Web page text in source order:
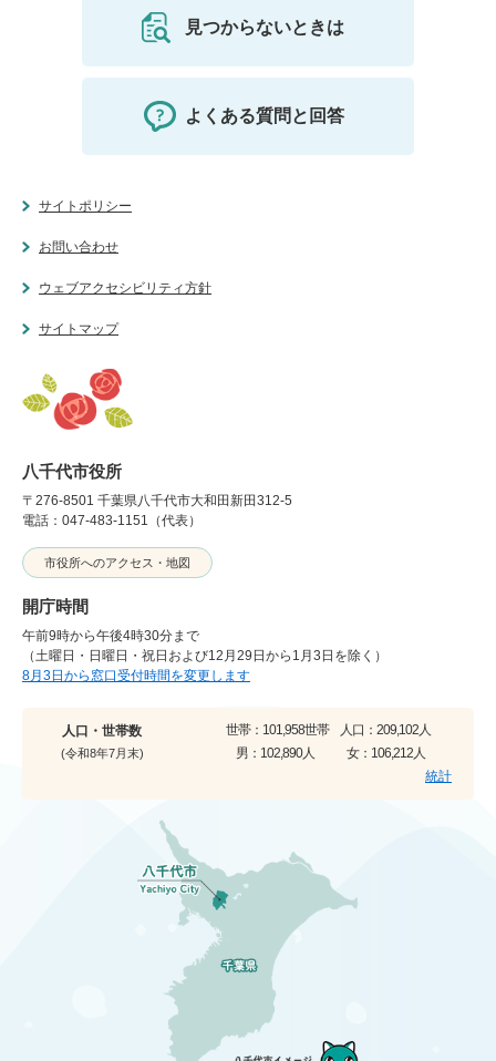
見つからないときは
よくある質問と回答
サイトポリシー
お問い合わせ
ウェブアクセシビリティ方針
サイトマップ
八千代市役所
〒276-8501 千葉県八千代市大和田新田312-5
電話：047-483-1151（代表）
市役所へのアクセス・地図
開庁時間
午前9時から午後4時30分まで
（土曜日・日曜日・祝日および12月29日から1月3日を除く）
8月3日から窓口受付時間を変更します
人口・世帯数
(令和8年7月末)
世帯： 101,958世帯 人口： 209,102人
男： 102,890人 女： 106,212人
統計